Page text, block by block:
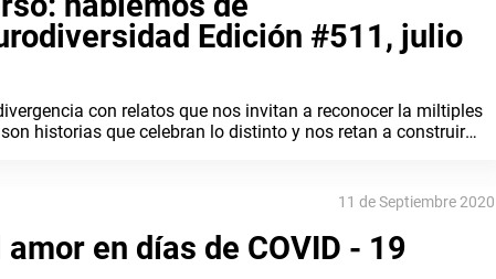
Edición #511, julio
con relatos que nos invitan a reconocer la miltiples
historias que celebran lo distinto y nos retan a construir
11 de Septiembre 2020
en días de COVID - 19